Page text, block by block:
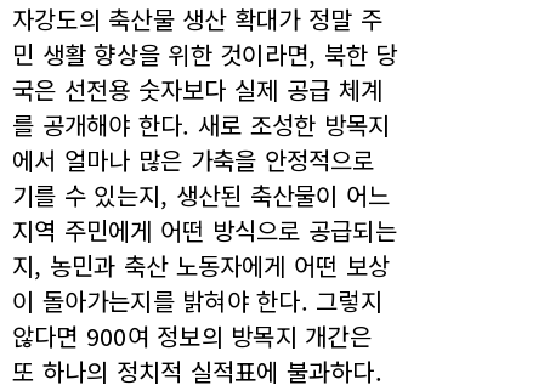
자강도의 축산물 생산 확대가 정말 주
민 생활 향상을 위한 것이라면, 북한 당
국은 선전용 숫자보다 실제 공급 체계
를 공개해야 한다. 새로 조성한 방목지
에서 얼마나 많은 가축을 안정적으로
기를 수 있는지, 생산된 축산물이 어느
지역 주민에게 어떤 방식으로 공급되는
지, 농민과 축산 노동자에게 어떤 보상
이 돌아가는지를 밝혀야 한다. 그렇지
않다면 900여 정보의 방목지 개간은
또 하나의 정치적 실적표에 불과하다.